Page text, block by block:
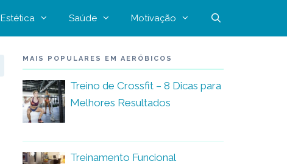
Estética Saúde Motivação
MAIS POPULARES EM AERÓBICOS
Treino de Crossfit – 8 Dicas para
Melhores Resultados
Treinamento Funcional